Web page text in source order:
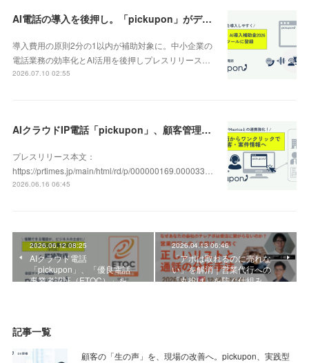
AI電話の導入を後押し。「pickupon」がデジタル化・AI導入補助金2026（旧IT導入補助金）の対象ツールとして登録
導入費用の原則2分の1以内が補助対象に。中小企業の
電話業務の効率化とAI活用を後押しプレスリリース…
2026.07.10 02:55
AIクラウドIP電話「pickupon」、顧客管理システム「Mazrica」上の顧客や案件の詳細情報へワンクリックで遷移できる新機能を追加
プレスリリース本文：
https://prtimes.jp/main/html/rd/p/000000169.000033…
2026.06.16 06:45
2026.06.12 08:25
AIクラウド電話
「pickupon」、「優良電話
事業者認証（ETOC）」を…
2026.04.13 06:46
「アポは取れるのに売れな
い」を解消｜営業代行への
「丸投げ」を防ぐ仕組み…
記事一覧
顧客の「生の声」を、現場の改善へ。pickupon、実践型